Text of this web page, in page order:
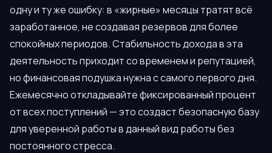
одну и ту же ошибку: в «жирные» месяцы тратят всё
заработанное, не создавая резервов для более
спокойных периодов. Стабильность дохода в эта
деятельность приходит со временем и репутацией,
но финансовая подушка нужна с самого первого дня.
Ежемесячно откладывайте фиксированный процент
от всех поступлений — это создаст безопасную базу
для уверенной работы в данный вид работы без
постоянного стресса.